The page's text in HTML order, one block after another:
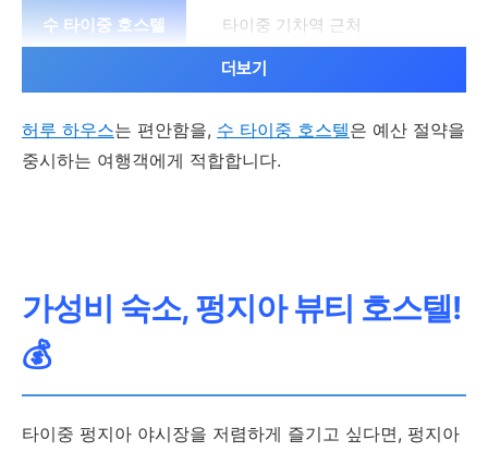
타이중 기차역 근처
중간
시설
깔끔한 객실, 공용 공간
더보기
허루 하우스는 편안함을, 수 타이중 호스텔은 예산 절약을
중시하는 여행객에게 적합합니다.
가성비 숙소, 펑지아 뷰티 호스텔!
💰
타이중 펑지아 야시장을 저렴하게 즐기고 싶다면, 펑지아